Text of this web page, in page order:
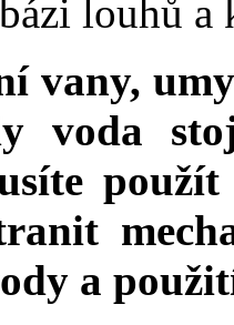
louhů a
vany,
voda
a